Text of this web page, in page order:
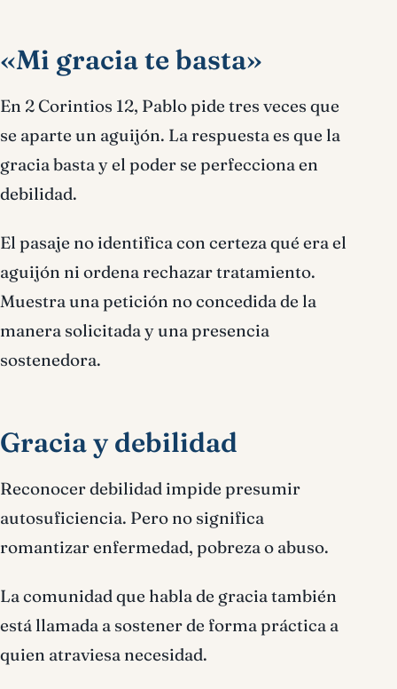
«Mi gracia te basta»
En 2 Corintios 12, Pablo pide tres veces que
se aparte un aguijón. La respuesta es que la
gracia basta y el poder se perfecciona en
debilidad.
El pasaje no identifica con certeza qué era el
aguijón ni ordena rechazar tratamiento.
Muestra una petición no concedida de la
manera solicitada y una presencia
sostenedora.
Gracia y debilidad
Reconocer debilidad impide presumir
autosuficiencia. Pero no significa
romantizar enfermedad, pobreza o abuso.
La comunidad que habla de gracia también
está llamada a sostener de forma práctica a
quien atraviesa necesidad.